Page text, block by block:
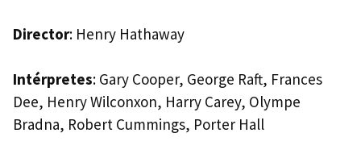
Director: Henry Hathaway
Intérpretes: Gary Cooper, George Raft, Frances
Dee, Henry Wilconxon, Harry Carey, Olympe
Bradna, Robert Cummings, Porter Hall